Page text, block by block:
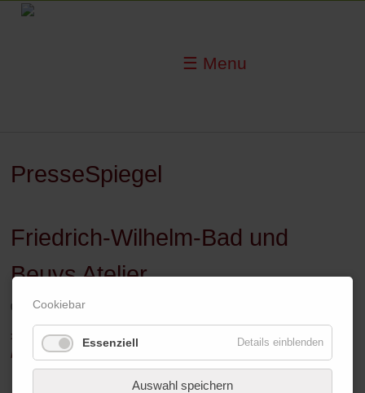
☰ Menu
PresseSpiegel
Friedrich-Wilhelm-Bad und
Beuys Atelier
09.09.2012
>> 31.01.2013 Rheinische Post -
Bürger geben 470.000 Euro für
Museum
Cookiebar
Essenziell Details einblenden
Auswahl speichern